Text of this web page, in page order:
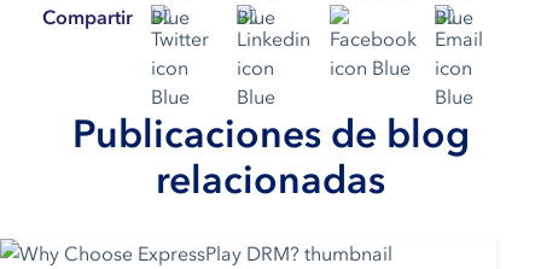
Compartir
Publicaciones de blog
relacionadas